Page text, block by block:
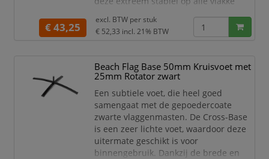
voor jou zeer eenvoudig om de
staalplaat te vervoeren.
een diameter van 17 mm en is geschikt
voor de Beach Flag Budget.
Geschikt voor binnen
€ 43,25
excl. BTW perstuk
€ 52,33 incl. 21% BTW
Beach Flag Base 50mm Kruisvoet met
25mm Rotator zwart
Een subtiele voet, die heel goed
samengaat met de gepoedercoate
zwarte vlaggenmasten. De Cross-Base
is een zeer lichte voet, waardoor deze
uitermate geschikt is voor
binnengebruik. Dankzij de brede en